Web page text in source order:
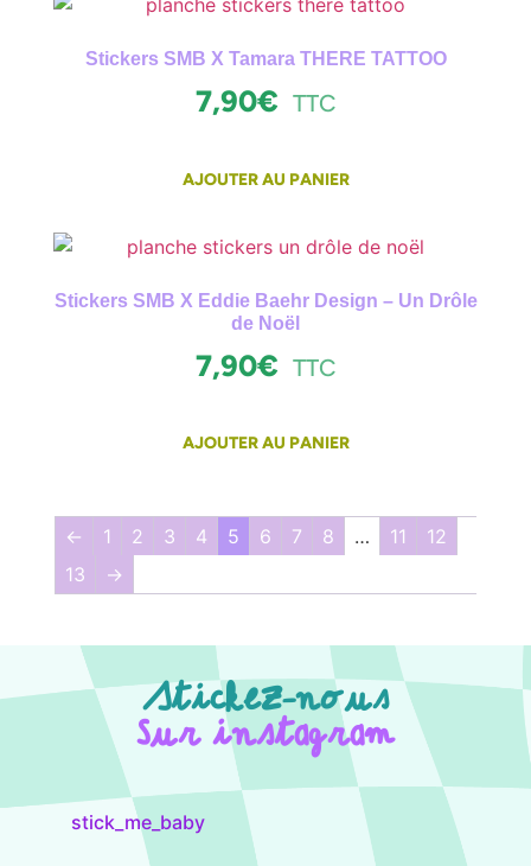
Stickers SMB X Tamara THERE TATTOO
7,90€ TTC
AJOUTER AU PANIER
Stickers SMB X Eddie Baehr Design – Un Drôle
de Noël
7,90€ TTC
AJOUTER AU PANIER
← 1 2 3 4 5 6 7 8 … 11
12
13
→
Stickez-nous
Sur instagram
stick_me_baby